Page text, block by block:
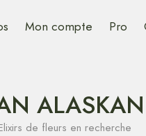
Mon compte Pro
de fleurs en recherche